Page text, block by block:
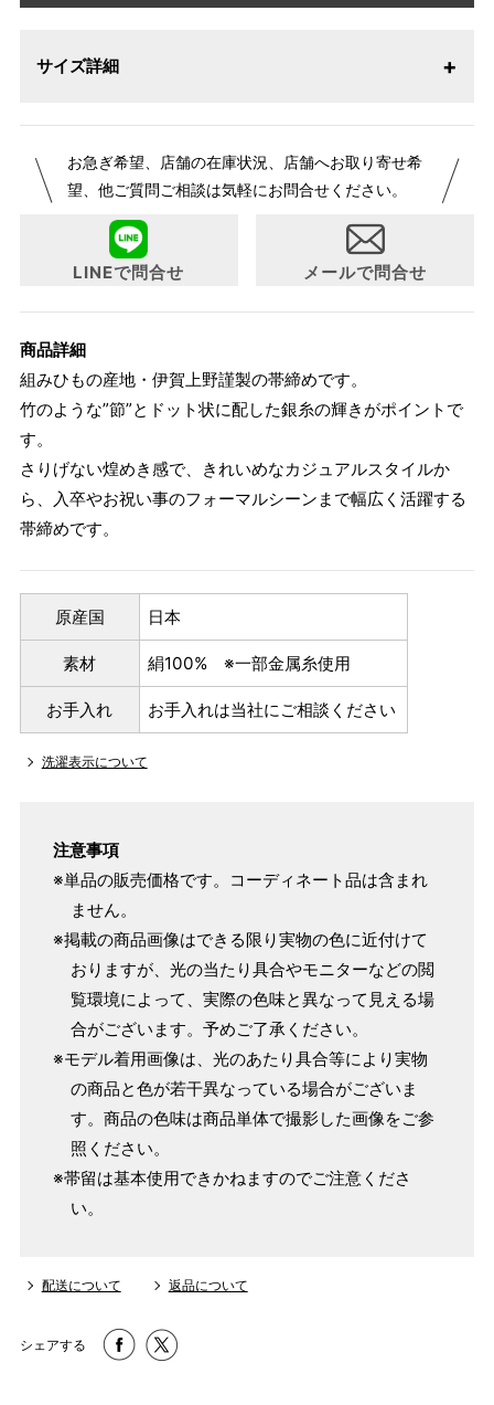
サイズ詳細
お急ぎ希望、店舗の在庫状況、店舗へお取り寄せ希
望、他ご質問ご相談は気軽にお問合せください。
LINEで問合せ メールで問合せ
商品詳細
組みひもの産地・伊賀上野謹製の帯締めです。
竹のような”節”とドット状に配した銀糸の輝きがポイントで
す。
さりげない煌めき感で、きれいめなカジュアルスタイルか
ら、入卒やお祝い事のフォーマルシーンまで幅広く活躍する
帯締めです。
原産国 日本
素材 絹100% ※一部金属糸使用
お手入れ お手入れは当社にご相談ください
洗濯表示について
注意事項
※単品の販売価格です。コーディネート品は含まれ
ません。
※掲載の商品画像はできる限り実物の色に近付けて
おりますが、光の当たり具合やモニターなどの閲
覧環境によって、実際の色味と異なって見える場
合がございます。予めご了承ください。
※モデル着用画像は、光のあたり具合等により実物
の商品と色が若干異なっている場合がございま
す。商品の色味は商品単体で撮影した画像をご参
照ください。
※帯留は基本使用できかねますのでご注意くださ
い。
配送について 返品について
シェアする